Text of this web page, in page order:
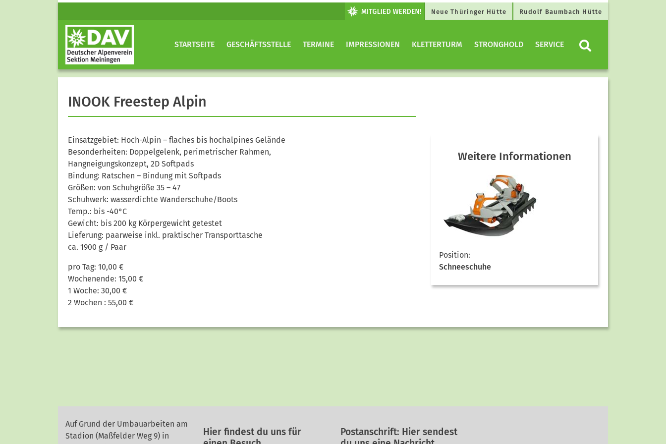
Neue Thüringer Hütte Rudolf Baumbach Hütte
STARTSEITE GESCHÄFTSSTELLE TERMINE IMPRESSIONEN KLETTERTURM STRONGHOLD SERVICE
INOOK Freestep Alpin
Einsatzgebiet: Hoch-Alpin – flaches bis hochalpines Gelände
Besonderheiten: Doppelgelenk, perimetrischer Rahmen,
Hangneigungskonzept, 2D Softpads
Bindung: Ratschen – Bindung mit Softpads
Größen: von Schuhgröße 35 – 47
Schuhwerk: wasserdichte Wanderschuhe/Boots
Temp.: bis -40°C
Gewicht: bis 200 kg Körpergewicht getestet
Lieferung: paarweise inkl. praktischer Transporttasche
ca. 1900 g / Paar
pro Tag: 10,00 €
Wochenende: 15,00 €
1 Woche: 30,00 €
2 Wochen : 55,00 €
Weitere Informationen
Position:
Schneeschuhe
Auf Grund der Umbauarbeiten am
Stadion (Maßfelder Weg 9) in
Hier findest du uns für
Postanschrift: Hier sendest